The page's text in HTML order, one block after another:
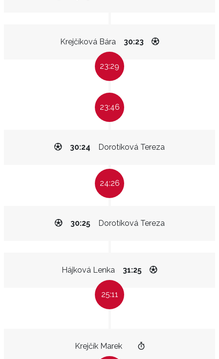
Krejčíková Bára 30:23
23:29
23:46
Dorotíková Tereza
30:24
24:26
Dorotíková Tereza
30:25
Hájková Lenka 31:25
25:11
Krejčík Marek